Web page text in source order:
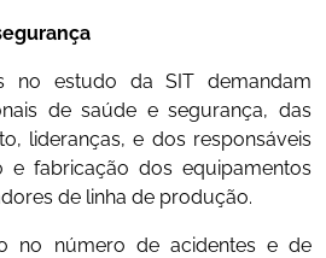
no estudo da SIT demandam
de saúde e segurança, das
lideranças, e dos responsáveis
e fabricação dos equipamentos
de linha de produção.
no número de acidentes e de